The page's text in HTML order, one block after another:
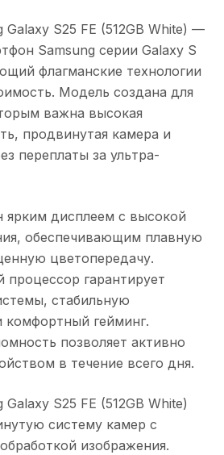
S25 FE (512GB White) —
Samsung серии Galaxy S
флагманские технологии
Модель создана для
важна высокая
продвинутая камера и
переплаты за ультра-
дисплеем с высокой
обеспечивающим плавную
цветопередачу.
гарантирует
стабильную
комфортный гейминг.
позволяет активно
в течение всего дня.
S25 FE (512GB White)
систему камер с
изображения.